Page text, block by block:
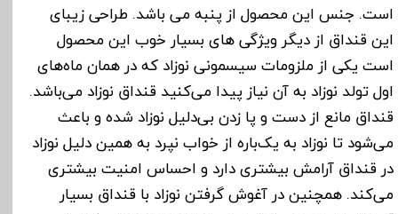
است. جنس این محصول از پنبه می باشد. طراحی زیبای
این قنداق از دیگر ویژگی های بسیار خوب این محصول
است یکی از ملزومات سیسمونی نوزاد که در همان ماه‌های
اول تولد نوزاد به آن نیاز پیدا می‌کنید قنداق نوزاد می‌باشد.
قنداق مانع از دست و پا زدن بی‌دلیل نوزاد شده و باعث
می‌شود تا نوزاد به یک‌باره از خواب نپرد به همین دلیل نوزاد
در قنداق آرامش بیشتری دارد و احساس امنیت بیشتری
می‌کند. همچنین در آغوش گرفتن نوزاد با قنداق بسیار